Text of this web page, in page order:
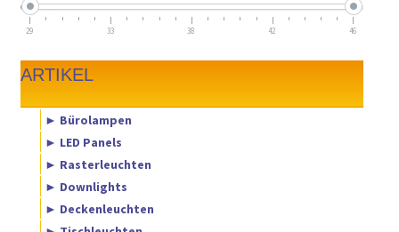
29 33 38 42 46
ARTIKEL
► Bürolampen
► LED Panels
► Rasterleuchten
► Downlights
► Deckenleuchten